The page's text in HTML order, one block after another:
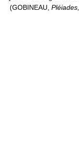
(GOBINEAU, Pléiades,